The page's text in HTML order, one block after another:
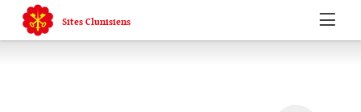
Sites Clunisiens